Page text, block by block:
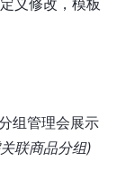
义修改，模板
组管理会展示
联商品分组)